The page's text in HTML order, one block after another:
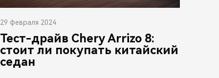
29 февраля 2024
Тест-драйв Chery Arrizo 8:
стоит ли покупать китайский
седан